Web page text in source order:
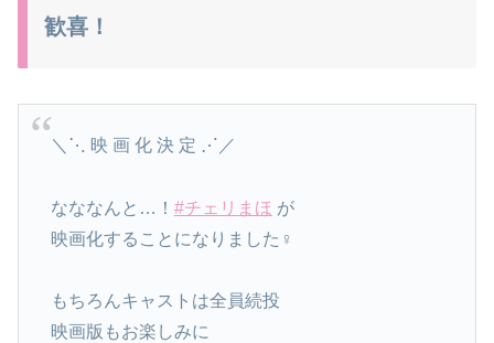
歓喜！
＼⋱ 映 画 化 決 定 ⋰／
なななんと…！ #チェリまほ が
映画化することになりました‍♀️
もちろんキャストは全員続投
映画版もお楽しみに